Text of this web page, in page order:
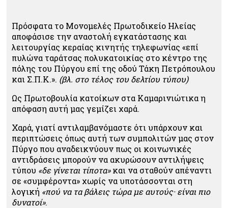
Πρόσφατα το Μονομελές Πρωτοδικείο Ηλείας
αποφάσισε την αναστολή εγκατάστασης και
λειτουργίας κεραίας κινητής τηλεφωνίας «επί
πυλώνα ταράτσας πολυκατοικίας στο κέντρο της
πόλης του Πύργου επί της οδού Τάκη Πετρόπουλου
και Σ.Π.Κ.». (βλ. στο τέλος του δελτίου τύπου)
Ως Πρωτοβουλία κατοίκων στα Καμαρινιώτικα η
απόφαση αυτή μας γεμίζει χαρά.
Χαρά, γιατί αντιλαμβανόμαστε ότι υπάρχουν και
περιπτώσεις όπως αυτή των συμπολιτών μας στον
Πύργο που αναδεικνύουν πως οι κοινωνικές
αντιδράσεις μπορούν να ακυρώσουν αντιλήψεις
τύπου «δε γίνεται τίποτα»και να σταθούν απέναντι
σε «συμφέροντα» χωρίς να υποτάσσονται στη
λογική «πού να τα βάλεις τώρα με αυτούς· είναι πιο
δυνατοί».